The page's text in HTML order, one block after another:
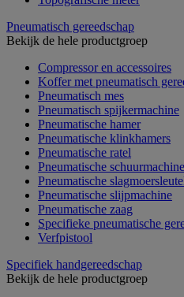
Pneumatisch gereedschap
Bekijk de hele productgroep
Compressor en accessoires
Koffer met pneumatisch
Pneumatisch mes
Pneumatisch spijkermachine
Pneumatische hamer
Pneumatische klinkhamers
Pneumatische ratel
Pneumatische schuurmachine
Pneumatische
Pneumatische slijpmachine
Pneumatische zaag
Specifieke pneumatische
Verfpistool
Specifiek handgereedschap
Bekijk de hele productgroep